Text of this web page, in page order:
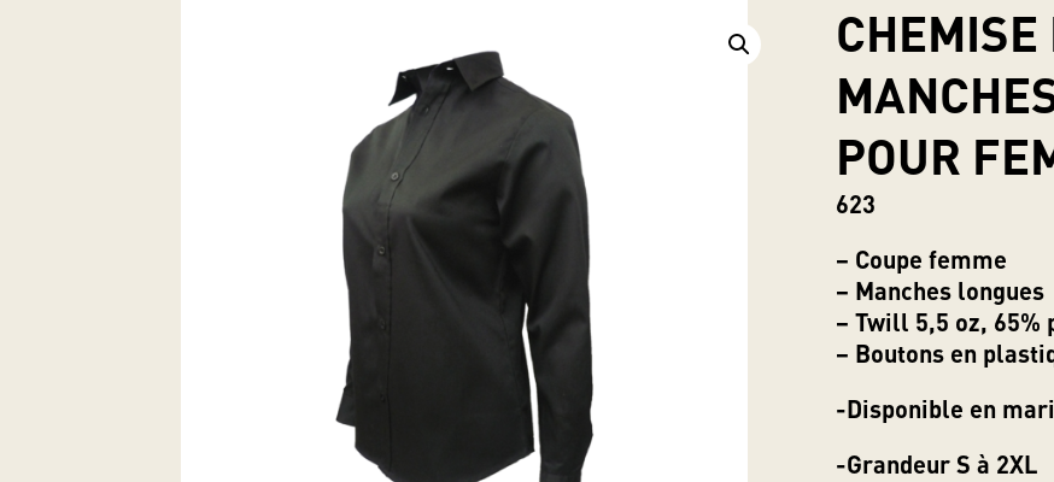
POUR
623
– Coupe femme
– Manches longues
– Twill 5,5 oz, 65%
– Boutons en
-Disponible en
-Grandeur S à 2XL